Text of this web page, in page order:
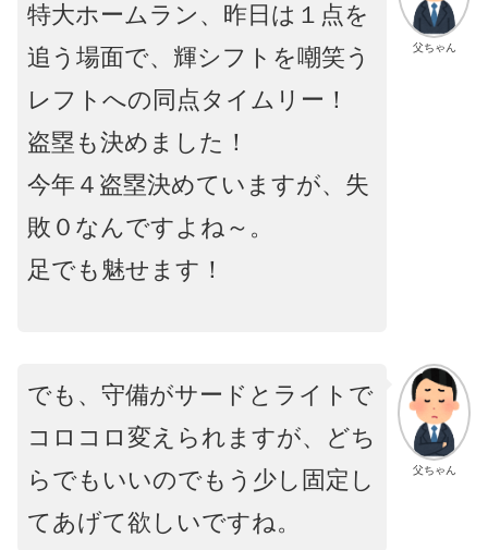
父ちゃん
特大ホームラン、昨日は１点を
追う場面で、輝シフトを嘲笑う
レフトへの同点タイムリー！
盗塁も決めました！
今年４盗塁決めていますが、失
敗０なんですよね～。
足でも魅せます！
父ちゃん
でも、守備がサードとライトで
コロコロ変えられますが、どち
らでもいいのでもう少し固定し
てあげて欲しいですね。